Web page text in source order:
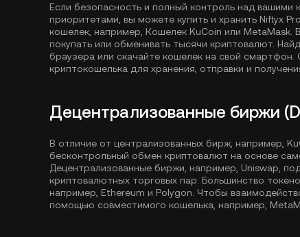
Если безопасность и полный контроль над вашими
приоритетами, вы можете купить и хранить Niftyx
кошелек, например, Кошелек KuCoin или MetaMask.
покупать или обменивать тысячи криптовалют.
браузера или скачайте кошелек на свой
криптокошелька для хранения, отправки и
Децентрализованные биржи
В отличие от централизованных бирж, например,
бесконтрольный обмен криптовалют на основе
Децентрализованные биржи, например, Uniswap,
криптовалютных торговых пар. Большинство
например, Ethereum и Polygon . Чтобы
помощью совместимого кошелька, например,